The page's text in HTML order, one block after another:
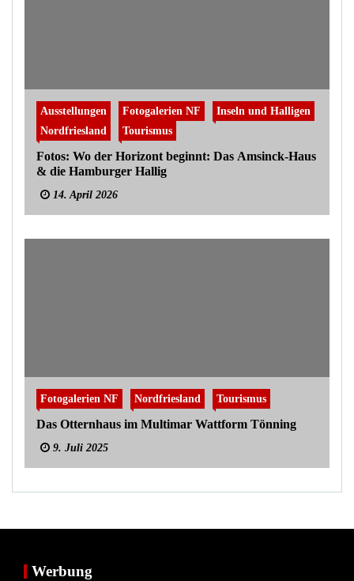
Ausstellungen Fotogalerien NF
Inseln und Halligen
Nordfriesland
Tourismus
Fotos: Wo der Horizont beginnt: Das Amsinck-Haus
& die Hamburger Hallig
14. April 2026
Fotogalerien NF Nordfriesland Tourismus
Das Otternhaus im Multimar Wattform Tönning
9. Juli 2025
Werbung